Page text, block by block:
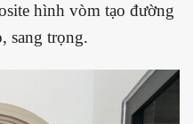
hình vòm tạo đường
sang trọng.